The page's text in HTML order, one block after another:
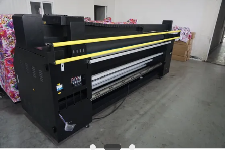
SITEMAP
ΠΟΛΙΤΙΚΉ
ΑΠΟΡΡΉΤΟΥ